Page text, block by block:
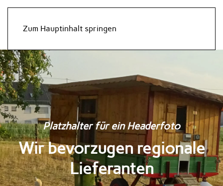
Zum Hauptinhalt springen
Platzhalter für ein Headerfoto
Wir bevorzugen regionale
Lieferanten